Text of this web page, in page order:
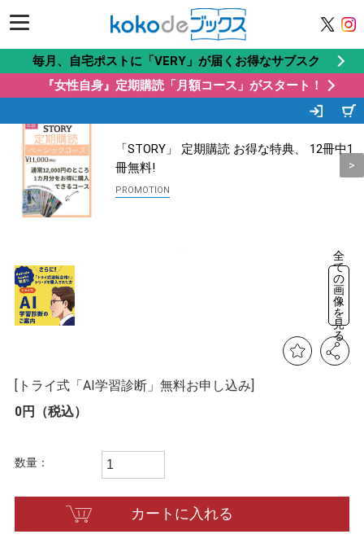
毎月、自宅ポストに「VERY」が届くお得なサブスク
『女性自身』定期購読「月額コース」がスタート！
この商品もオススメ
「STORY」 定期購読 お得な特典、 12冊中1
冊無料!
Recommended by
全
て
の
画
像
を
見
る
[トライ式「AI学習診断」無料お申し込み]
0円（税込）
数量：
カートに入れる